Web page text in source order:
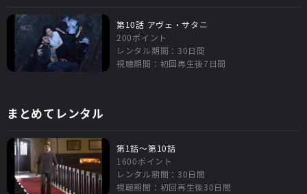
第10話 アヴェ・サタニ
200ポイント
レンタル期間：30日間
視聴期間：初回再生後7日間
まとめてレンタル
第1話～第10話
1600ポイント
レンタル期間：30日間
視聴期間：初回再生後30日間